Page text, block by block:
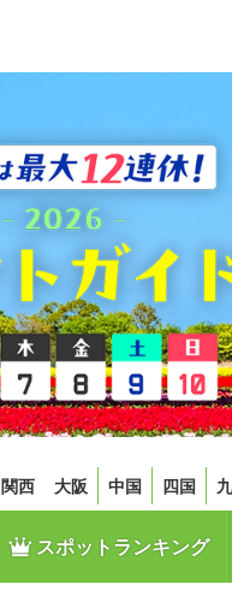
関西 大阪 中国 四国
スポットランキング